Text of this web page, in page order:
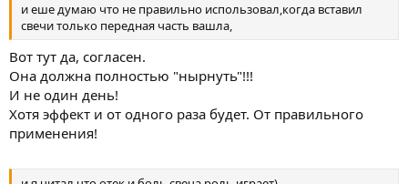
и еше думаю что не правильно использовал,когда вставил
свечи только передная часть вашла,
Вот тут да, согласен.
Она должна полностью "нырнуть"!!!
И не один день!
Хотя эффект и от одного раза будет. От правильного
применения!